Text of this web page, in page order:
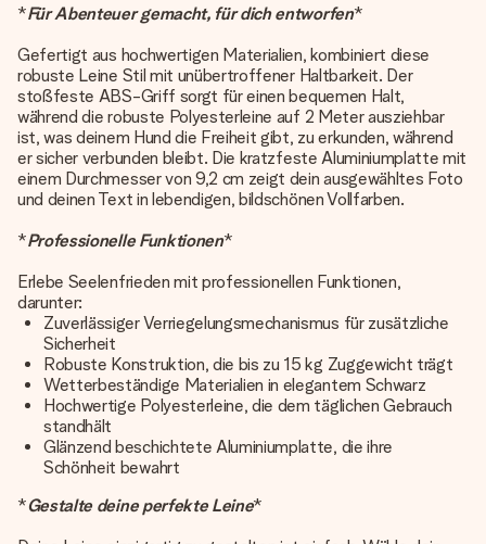
*Für Abenteuer gemacht, für dich entworfen*
Gefertigt aus hochwertigen Materialien, kombiniert diese
robuste Leine Stil mit unübertroffener Haltbarkeit. Der
stoßfeste ABS-Griff sorgt für einen bequemen Halt,
während die robuste Polyesterleine auf 2 Meter ausziehbar
ist, was deinem Hund die Freiheit gibt, zu erkunden, während
er sicher verbunden bleibt. Die kratzfeste Aluminiumplatte mit
einem Durchmesser von 9,2 cm zeigt dein ausgewähltes Foto
und deinen Text in lebendigen, bildschönen Vollfarben.
*Professionelle Funktionen*
Erlebe Seelenfrieden mit professionellen Funktionen,
darunter:
Zuverlässiger Verriegelungsmechanismus für zusätzliche
Sicherheit
Robuste Konstruktion, die bis zu 15 kg Zuggewicht trägt
Wetterbeständige Materialien in elegantem Schwarz
Hochwertige Polyesterleine, die dem täglichen Gebrauch
standhält
Glänzend beschichtete Aluminiumplatte, die ihre
Schönheit bewahrt
*Gestalte deine perfekte Leine*